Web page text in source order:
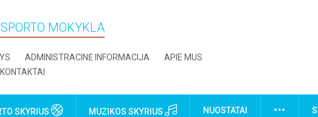
MOKYKLA
ADMINISTRACINĖ INFORMACIJA
APIE MUS
KONTAKTAI
SKYRIUS MUZIKOS SKYRIUS NUOSTATAI